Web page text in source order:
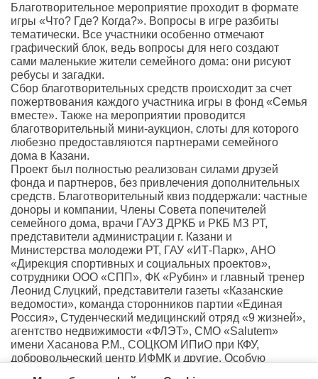
Благотворительное мероприятие проходит в формате
игры «Что? Где? Когда?». Вопросы в игре разбиты
тематически. Все участники особенно отмечают
графический блок, ведь вопросы для него создают
сами маленькие жители семейного дома: они рисуют
ребусы и загадки.
Сбор благотворительных средств происходит за счет
пожертвования каждого участника игры в фонд «Семья
вместе». Также на мероприятии проводится
благотворительный мини-аукцион, слоты для которого
любезно предоставляются партнерами семейного
дома в Казани.
Проект был полностью реализован силами друзей
фонда и партнеров, без привлечения дополнительных
средств. Благотворительный квиз поддержали: частные
доноры и компании, Члены Совета попечителей
семейного дома, врачи ГАУЗ ДРКБ и РКБ МЗ РТ,
представители администрации г. Казани и
Министерства молодежи РТ, ГАУ «ИТ-Парк», АНО
«Дирекция спортивных и социальных проектов»,
сотрудники ООО «СПП», ФК «Рубин» и главный тренер
Леонид Слуцкий, представители газеты «Казанские
ведомости», команда сторонников партии «Единая
Россия», Студенческий медицинский отряд «9 жизней»,
агентство недвижимости «ФЛЭТ», СМО «Salutem»
имени Хасанова Р.М., СОЦКОМ ИПиО при КФУ,
добровольческий центр ИФМК и другие. Особую